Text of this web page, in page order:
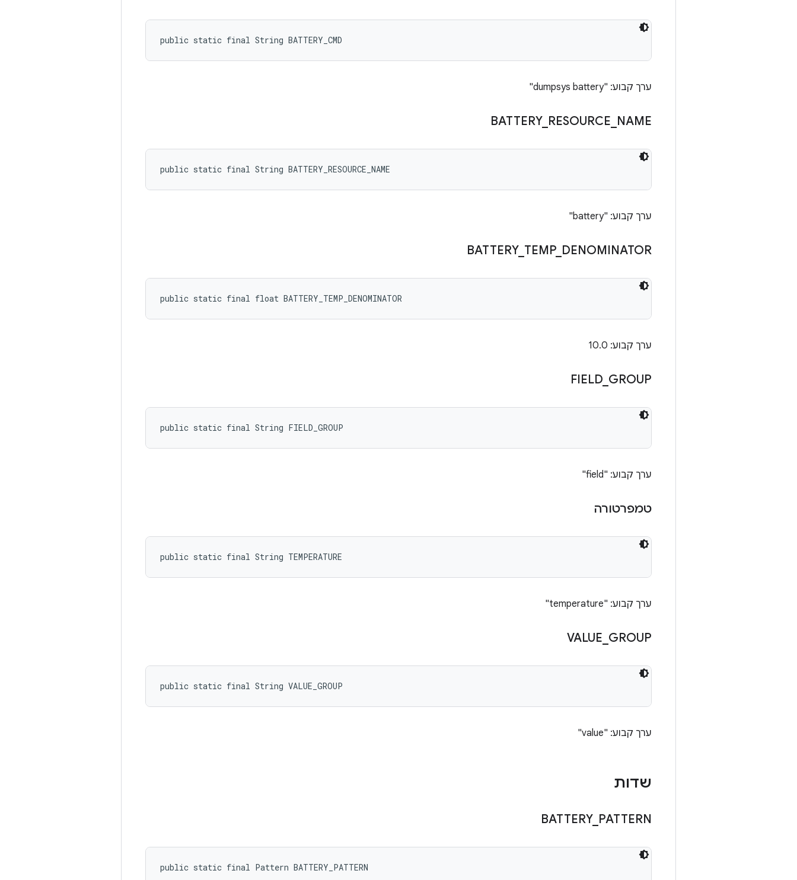
public static final String BATTERY_CMD
ערך קבוע: "dumpsys battery"
BATTERY_ RESOURCE NAME
public static final String BATTERY_RESOURCE_NAME
ערך קבוע: "battery"
BATTERY_ TEMP_ DENOMINATOR
public static final float BATTERY_TEMP_DENOMINATOR
ערך קבוע: 10.0
FIELD GROUP
public static final String FIELD_GROUP
ערך קבוע: "field"
טמפרטורה
public static final String TEMPERATURE
ערך קבוע: "temperature"
VALUE GROUP
public static final String VALUE_GROUP
ערך קבוע: "value"
שדות
BATTERY_ PATTERN
public static final Pattern BATTERY_PATTERN